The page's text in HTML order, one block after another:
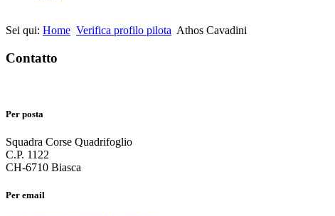
Sei qui: Home Verifica profilo pilota Athos Cavadini
Contatto
Per posta
Squadra Corse Quadrifoglio
C.P. 1122
CH-6710 Biasca
Per email